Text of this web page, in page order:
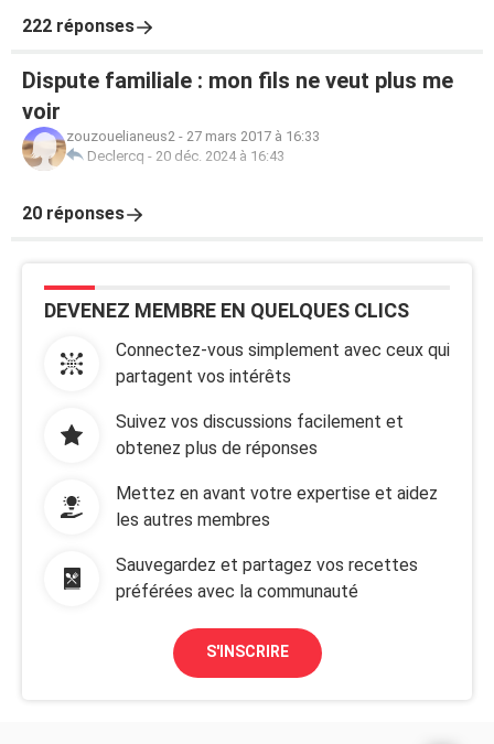
222 réponses
Dispute familiale : mon fils ne veut plus me
voir
zouzouelianeus2 - 27 mars 2017 à 16:33
Declercq - 20 déc. 2024 à 16:43
20 réponses
DEVENEZ MEMBRE EN QUELQUES CLICS
Connectez-vous simplement avec ceux qui
partagent vos intérêts
Suivez vos discussions facilement et
obtenez plus de réponses
Mettez en avant votre expertise et aidez
les autres membres
Sauvegardez et partagez vos recettes
préférées avec la communauté
S'INSCRIRE